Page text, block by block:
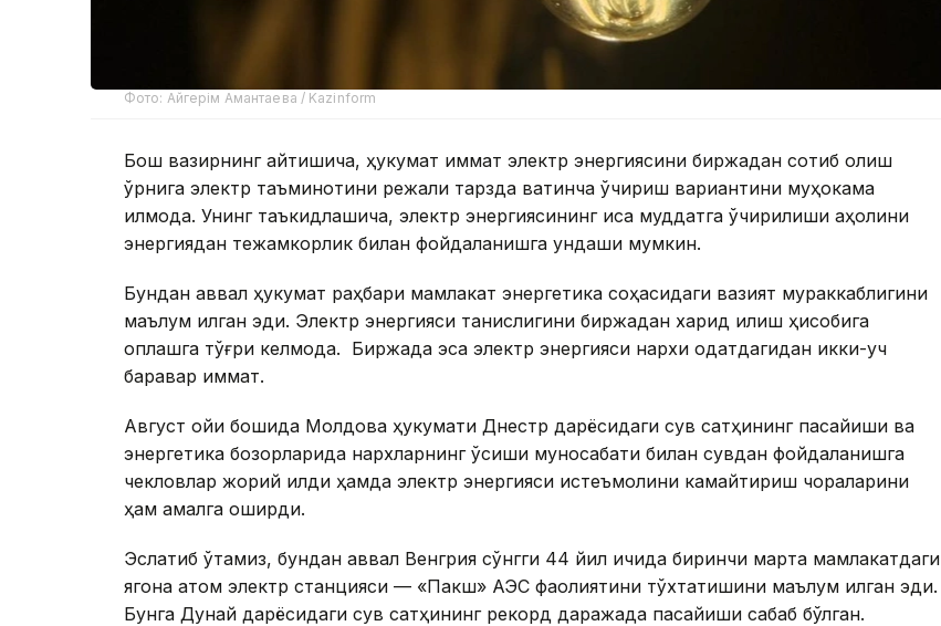
Фото: Айгерім Амантаева / Kazinform
Бош вазирнинг айтишича, ҳукумат қиммат электр энергиясини биржадан сотиб олиш
ўрнига электр таъминотини режали тарзда вақтинча ўчириш вариантини муҳокама
қилмоқда. Унинг таъкидлашича, электр энергиясининг қисқа муддатга ўчирилиши аҳолини
энергиядан тежамкорлик билан фойдаланишга ундаши мумкин.
Бундан аввал ҳукумат раҳбари мамлакат энергетика соҳасидаги вазият мураккаблигини
маълум қилган эди. Электр энергияси танқислигини биржадан харид қилиш ҳисобига
қоплашга тўғри келмоқда. Биржада эса электр энергияси нархи одатдагидан икки-уч
баравар қиммат.
Август ойи бошида Молдова ҳукумати Днестр дарёсидаги сув сатҳининг пасайиши ва
энергетика бозорларида нархларнинг ўсиши муносабати билан сувдан фойдаланишга
чекловлар жорий қилди ҳамда электр энергияси истеъмолини камайтириш чораларини
ҳам амалга оширди.
Эслатиб ўтамиз, бундан аввал Венгрия сўнгги 44 йил ичида биринчи марта мамлакатдаги
ягона атом электр станцияси — «Пакш» АЭС фаолиятини тўхтатишини маълум қилган эди.
Бунга Дунай дарёсидаги сув сатҳининг рекорд даражада пасайиши сабаб бўлган.